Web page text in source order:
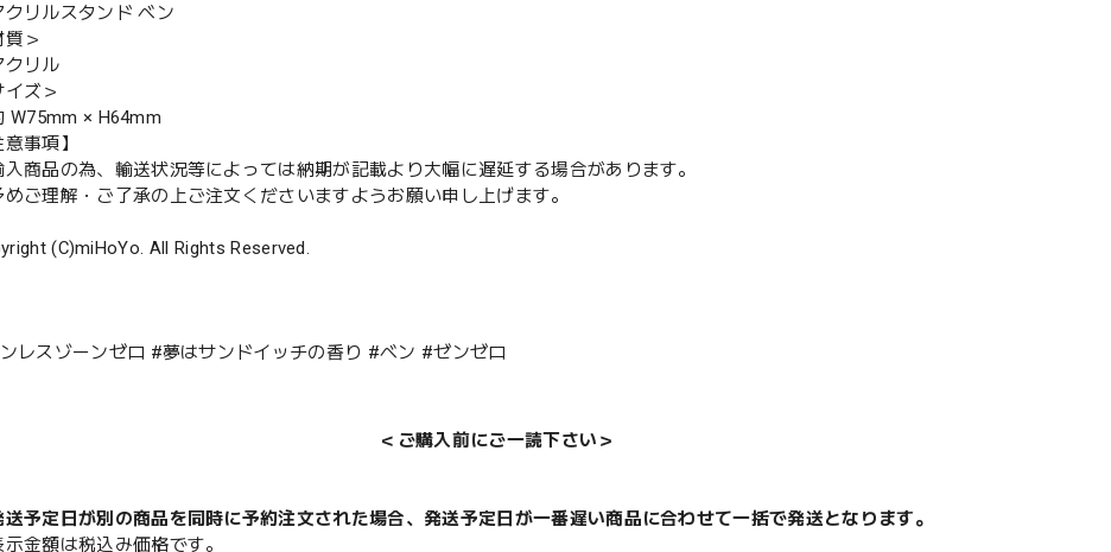
クリルスタンド ベン
質＞
クリル
イズ＞
W75mm × H64mm
意事項】
入商品の為、輸送状況等によっては納期が記載より大幅に遅延する場合があります。
ご理解・ご了承の上ご注文くださいますようお願い申し上げます。
(C)miHoYo. All Rights Reserved.
レスゾーンゼロ #夢はサンドイッチの香り #ベン #ゼンゼロ
＜ご購入前にご一読下さい＞
送予定日が別の商品を同時に予約注文された場合、発送予定日が一番遅い商品に合わせて一括で発送となります。
示金額は税込み価格です。